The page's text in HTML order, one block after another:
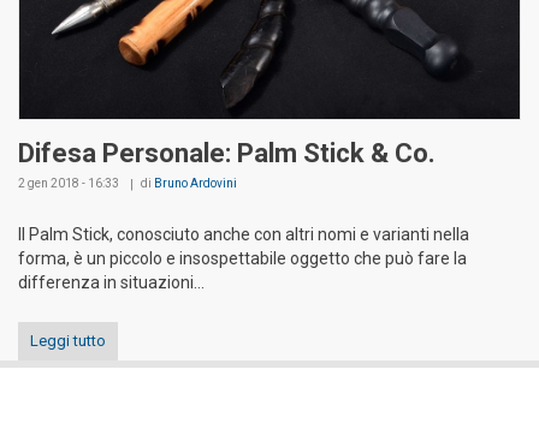
Difesa Personale: Palm Stick & Co.
2 gen 2018 - 16:33 di Bruno Ardovini
Il Palm Stick, conosciuto anche con altri nomi e varianti nella
forma, è un piccolo e insospettabile oggetto che può fare la
differenza in situazioni...
Leggi tutto